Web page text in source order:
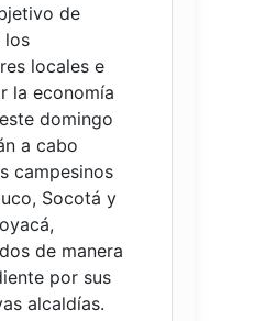
de
los
locales e
la economía
domingo
a cabo
campesinos
Socotá y
de manera
por sus
alcaldías.